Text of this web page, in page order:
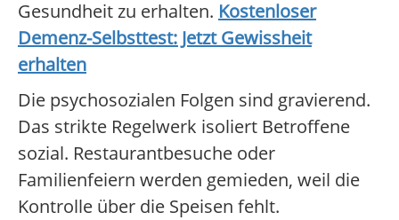
Gesundheit zu erhalten. Kostenloser
Demenz-Selbsttest: Jetzt Gewissheit
erhalten
Die psychosozialen Folgen sind gravierend.
Das strikte Regelwerk isoliert Betroffene
sozial. Restaurantbesuche oder
Familienfeiern werden gemieden, weil die
Kontrolle über die Speisen fehlt.